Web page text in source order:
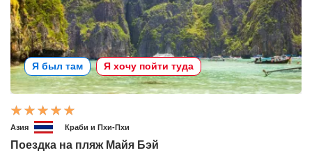
Я был там Я хочу пойти туда
Азия Краби и Пхи-Пхи
Поездка на пляж Майя Бэй